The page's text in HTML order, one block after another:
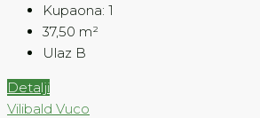
Kupaona: 1
37,50 m²
Ulaz B
Detalji
Vilibald Vuco